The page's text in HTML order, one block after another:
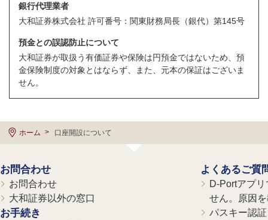
銀行代理業者
大和証券株式会社 許可番号：関東財務局長（銀代）第145号
預金との誤認防止について
大和証券が取扱う有価証券や保険は円預金ではないため、預
金保険制度の対象とはならず、また、元本の保証はございま
せん。
ホーム 口座開設について
お問合わせ
お問合わせ
大和証券以外の窓口
お手続き
よくあるご質
D-Portアプ
せん。原因
パスキー認